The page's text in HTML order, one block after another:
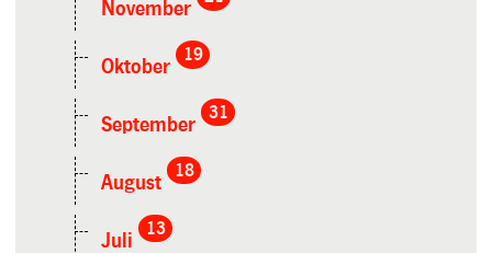
November
Oktober
19
September
31
August
18
Juli
13